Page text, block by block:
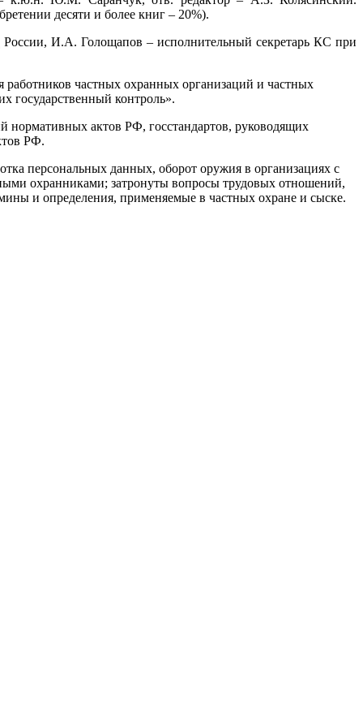
десяти и более книг – 20%).
России, И.А. Голощапов – исполнительный секретарь КС при
работников частных охранных организаций и частных
государственный контроль».
нормативных актов РФ, госстандартов, руководящих
РФ.
персональных данных, оборот оружия в организациях с
охранниками; затронуты вопросы трудовых отношений,
и определения, применяемые в частных охране и сыске.